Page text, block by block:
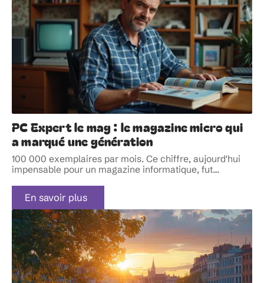
PC Expert le mag : le magazine micro qui
a marqué une génération
100 000 exemplaires par mois. Ce chiffre, aujourd'hui
impensable pour un magazine informatique, fut…
En savoir plus